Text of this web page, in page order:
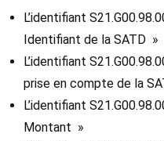
L’identifiant
Identifiant de la SATD »
L’identifiant
prise en compte de la
L’identifiant
Montant »